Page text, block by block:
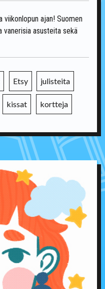
viikonlopun ajan! Suomen
vanerisia asusteita sekä
Etsy julisteita
kissat kortteja